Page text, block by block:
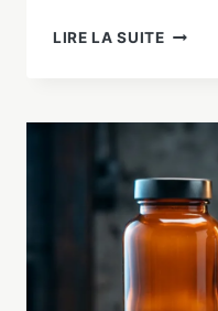
LIRE LA SUITE
POUR
:
NOTRE
TESTÉ